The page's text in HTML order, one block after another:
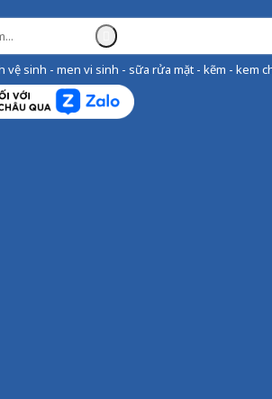
vệ sinh - men vi sinh - sữa rửa mặt - kẽm - kem